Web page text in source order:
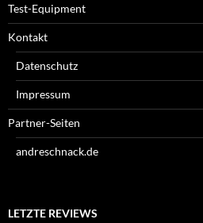
Test-Equipment
Kontakt
Datenschutz
Impressum
Partner-Seiten
andreschnack.de
LETZTE REVIEWS